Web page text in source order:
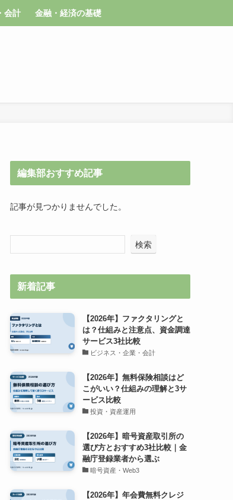
会計 金融・経済の基礎
編集部おすすめ記事
記事が見つかりませんでした。
検索
新着記事
【2026年】ファクタリングと
は？仕組みと注意点、資金調達
サービス3社比較
ビジネス・企業・会計
【2026年】無料保険相談はど
こがいい？仕組みの理解と3サ
ービス比較
投資・資産運用
【2026年】暗号資産取引所の
選び方とおすすめ3社比較｜金
融庁登録業者から選ぶ
暗号資産・Web3
【2026年】年会費無料クレジ